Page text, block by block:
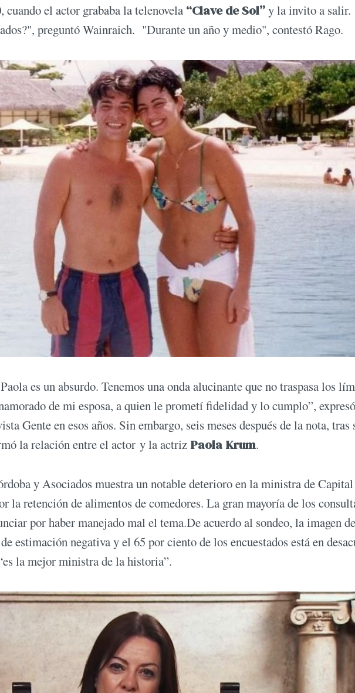
cuando el actor grababa la telenovela “Clave de Sol”y la invito a salir.
preguntó Wainraich. "Durante un año y medio", contestó Rago.
es un absurdo. Tenemos una onda alucinante que no traspasa los
de mi esposa, a quien le prometí fidelidad y lo cumplo”,
Gente en esos años. Sin embargo, seis meses después de la nota, tras
la relación entre el actor y la actriz Paola Krum.
y Asociados muestra un notable deterioro en la ministra de Capital
la retención de alimentos de comedores. La gran mayoría de los
por haber manejado mal el tema.De acuerdo al sondeo, la imagen
estimación negativa y el 65 por ciento de los encuestados está en
la mejor ministra de la historia”.